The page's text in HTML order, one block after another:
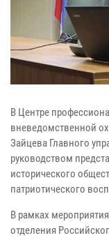
В Центре
вневедомственной
Зайцева Главного
руководством
исторического
патриотического
В рамках
отделения